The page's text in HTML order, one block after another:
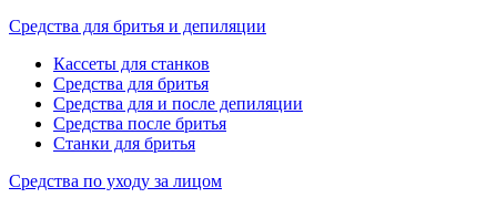
Средства для бритья и депиляции
Кассеты для станков
Средства для бритья
Средства для и после депиляции
Средства после бритья
Станки для бритья
Средства по уходу за лицом